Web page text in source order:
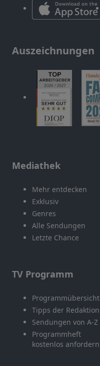
Auszeichnungen
Mediathek
Mehr entdecken
Exklusiv
Genres
Alle Sendungen
Letzte Chance
TV Programm
Programmübersicht
Tipps der Redaktion
Sendungen von A-Z
Programmheft
kostenlos anfordern